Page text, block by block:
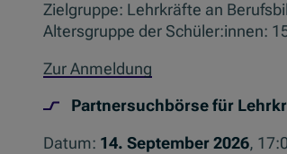
Zielgruppe: Lehrkräfte an
Altersgruppe der Schüler:innen:
Zur Anmeldung
Partnersuchbörse für
Datum: 14. September 2026,